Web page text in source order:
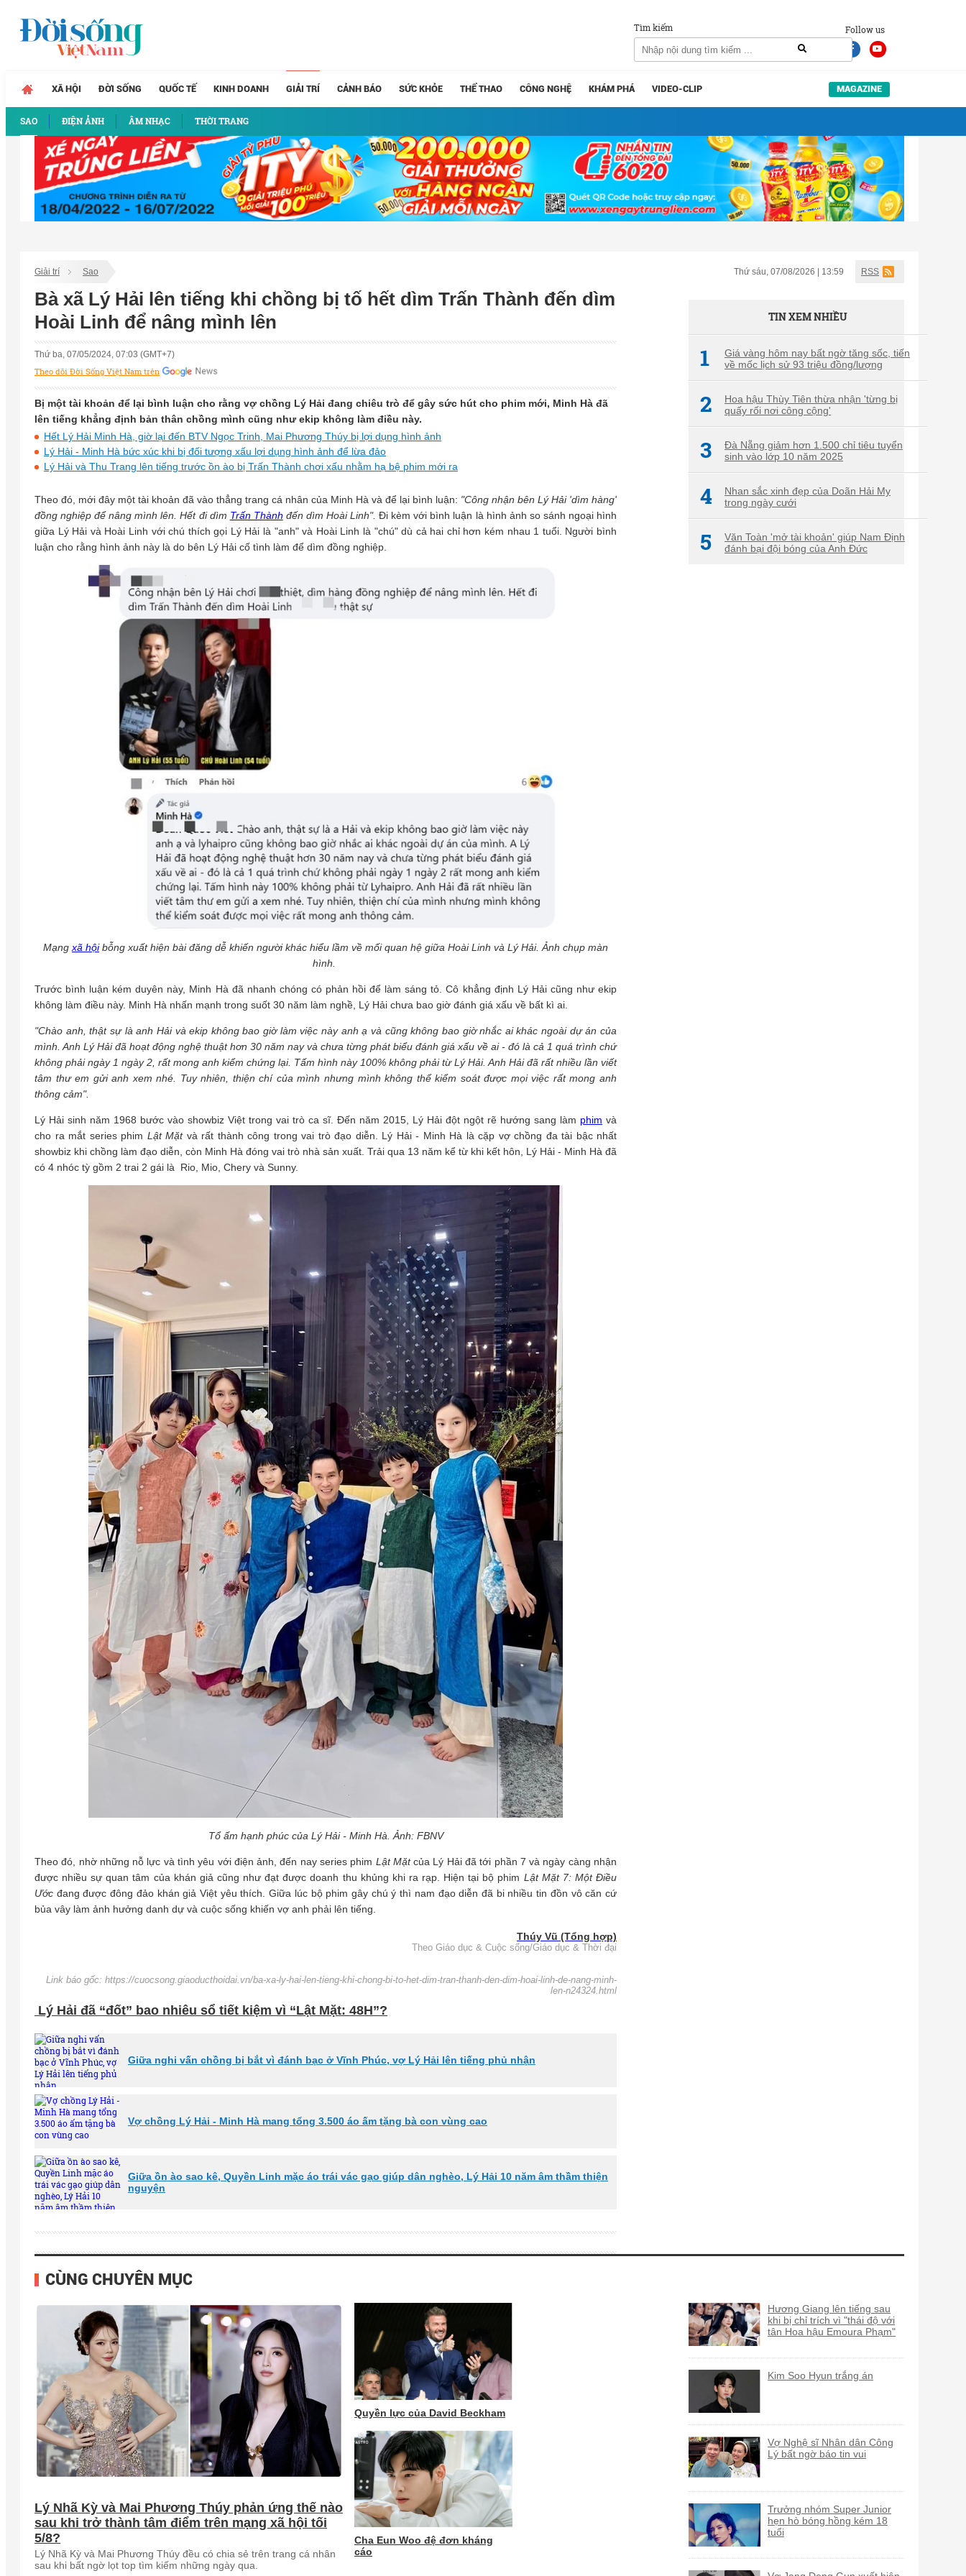
Follow us
Tìm kiếm
XÃ HỘI ĐỜI SỐNG QUỐC TẾ KINH DOANH GIẢI TRÍ
SAO ĐIỆN ẢNH ÂM NHẠC THỜI TRANG
CẢNH BÁO SỨC KHỎE THỂ THAO CÔNG NGHỆ KHÁM PHÁ VIDEO-CLIP MAGAZINE
Giải trí Sao Thứ sáu, 07/08/2026 | 13:59 RSS
Bà xã Lý Hải lên tiếng khi chồng bị tố hết dìm Trấn Thành đến dìm
Hoài Linh để nâng mình lên
Thứ ba, 07/05/2024, 07:03 (GMT+7)
Theo dõi Đời Sống Việt Nam trên
Bị một tài khoản để lại bình luận cho rằng vợ chồng Lý Hải đang chiêu trò để gây sức hút cho phim mới, Minh Hà đã
lên tiếng khẳng định bản thân chồng mình cũng như ekip không làm điều này.
Hết Lý Hải Minh Hà, giờ lại đến BTV Ngọc Trinh, Mai Phương Thúy bị lợi dụng hình ảnh
Lý Hải - Minh Hà bức xúc khi bị đối tượng xấu lợi dụng hình ảnh để lừa đảo
Lý Hải và Thu Trang lên tiếng trước ồn ào bị Trấn Thành chơi xấu nhằm hạ bệ phim mới ra
Theo đó, mới đây một tài khoản đã vào thẳng trang cá nhân của Minh Hà và để lại bình luận: "Công nhận bên Lý Hải 'dìm hàng'
đồng nghiệp để nâng mình lên. Hết đi dìm Trấn Thành đến dìm Hoài Linh".Đi kèm với bình luận là hình ảnh so sánh ngoại hình
giữa Lý Hải và Hoài Linh với chú thích gọi Lý Hải là "anh" và Hoài Linh là "chú" dù cả hai chỉ hơn kém nhau 1 tuổi. Người bình
luận cho rằng hình ảnh này là do bên Lý Hải cố tình làm để dìm đồng nghiệp.
Mạngxã hộibỗng xuất hiện bài đăng dễ khiến người khác hiểu lầm về mối quan hệ giữa Hoài Linh và Lý Hải. Ảnh chụp màn
hình.
Trước bình luận kém duyên này, Minh Hà đã nhanh chóng có phản hồi để làm sáng tỏ. Cô khẳng định Lý Hải cũng như ekip
không làm điều này. Minh Hà nhấn mạnh trong suốt 30 năm làm nghề, Lý Hải chưa bao giờ đánh giá xấu về bất kì ai.
"Chào anh, thật sự là anh Hải và ekip không bao giờ làm việc này anh ạ và cũng không bao giờ nhắc ai khác ngoài dự án của
mình. Anh Lý Hải đã hoạt động nghệ thuật hơn 30 năm nay và chưa từng phát biểu đánh giá xấu về ai - đó là cả 1 quá trình chứ
không phải ngày 1 ngày 2, rất mong anh kiểm chứng lại. Tấm hình này 100% không phải từ Lý Hải. Anh Hải đã rất nhiều lần viết
tâm thư em gửi anh xem nhé. Tuy nhiên, thiện chí của mình nhưng mình không thể kiểm soát được mọi việc rất mong anh
thông cảm".
Lý Hải sinh năm 1968 bước vào showbiz Việt trong vai trò ca sĩ. Đến năm 2015, Lý Hải đột ngột rẽ hướng sang làm phim và
cho ra mắt series phim Lật Mặt và rất thành công trong vai trò đạo diễn. Lý Hải - Minh Hà là cặp vợ chồng đa tài bậc nhất
showbiz khi chồng làm đạo diễn, còn Minh Hà đóng vai trò nhà sản xuất. Trải qua 13 năm kể từ khi kết hôn, Lý Hải - Minh Hà đã
có 4 nhóc tỳ gồm 2 trai 2 gái là Rio, Mio, Chery và Sunny.
Tổ ấm hạnh phúc của Lý Hải - Minh Hà. Ảnh: FBNV
Theo đó, nhờ những nỗ lực và tình yêu với điện ảnh, đến nay series phim Lật Mặtcủa Lý Hải đã tới phần 7 và ngày càng nhận
được nhiều sự quan tâm của khán giả cũng như đạt được doanh thu khủng khi ra rạp. Hiện tại bộ phim Lật Mặt 7: Một Điều
Ước đang được đông đảo khán giả Việt yêu thích. Giữa lúc bộ phim gây chú ý thì nam đạo diễn đã bi nhiều tin đồn vô căn cứ
bủa vây làm ảnh hưởng danh dự và cuộc sống khiến vợ anh phải lên tiếng.
Thúy Vũ (Tổng hợp)
Theo Giáo dục & Cuộc sống/Giáo dục & Thời đại
Link báo gốc: https://cuocsong.giaoducthoidai.vn/ba-xa-ly-hai-len-tieng-khi-chong-bi-to-het-dim-tran-thanh-den-dim-hoai-linh-de-nang-minh-
len-n24324.html
Lý Hải đã “đốt” bao nhiêu sổ tiết kiệm vì “Lật Mặt: 48H”?
Giữa nghi vấn chồng bị bắt vì đánh bạc ở Vĩnh Phúc, vợ Lý Hải lên tiếng phủ nhận
Vợ chồng Lý Hải - Minh Hà mang tổng 3.500 áo ấm tặng bà con vùng cao
Giữa ồn ào sao kê, Quyền Linh mặc áo trái vác gạo giúp dân nghèo, Lý Hải 10 năm âm thầm thiện
nguyện
TIN XEM NHIỀU
1
Giá vàng hôm nay bất ngờ tăng sốc, tiến
về mốc lịch sử 93 triệu đồng/lượng
2
Hoa hậu Thùy Tiên thừa nhận 'từng bị
quấy rối nơi công cộng'
3
Đà Nẵng giảm hơn 1.500 chỉ tiêu tuyển
sinh vào lớp 10 năm 2025
4
Nhan sắc xinh đẹp của Doãn Hải My
trong ngày cưới
5
Văn Toàn 'mở tài khoản' giúp Nam Định
đánh bại đội bóng của Anh Đức
CÙNG CHUYÊN MỤC
Lý Nhã Kỳ và Mai Phương Thúy phản ứng thế nào
sau khi trở thành tâm điểm trên mạng xã hội tối
5/8?
Lý Nhã Kỳ và Mai Phương Thúy đều có chia sẻ trên trang cá nhân
sau khi bất ngờ lọt top tìm kiếm những ngày qua.
Quyền lực của David Beckham
Cha Eun Woo đệ đơn kháng
cáo
Hương Giang lên tiếng sau
khi bị chỉ trích vì "thái độ với
tân Hoa hậu Emoura Phạm"
Kim Soo Hyun trắng án
Vợ Nghệ sĩ Nhân dân Công
Lý bất ngờ báo tin vui
Trưởng nhóm Super Junior
hẹn hò bóng hồng kém 18
tuổi